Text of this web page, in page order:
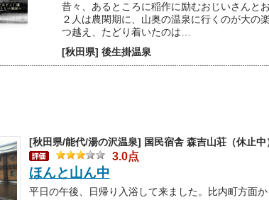
昔々、あるところに稲作に励むおじいさんと
２人は農閑期に、山奥の温泉に行くのが大の
つ越え、たどり着いたのは…
[秋田県] 後生掛温泉
[秋田県/能代/湯の沢温泉] 国民宿舎 森吉山荘（休止中
3.0点
ほんと山ん中